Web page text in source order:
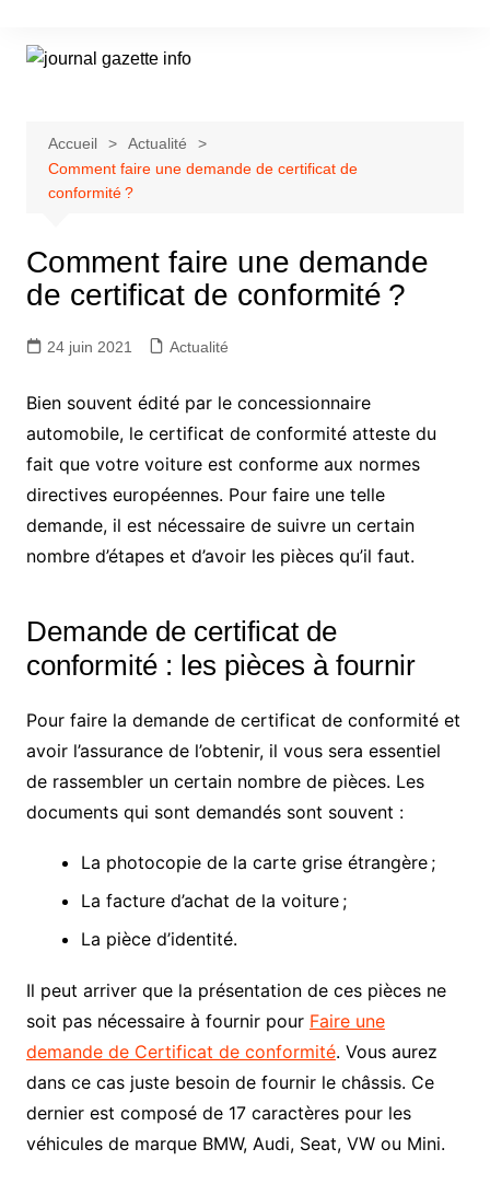
contenu
Accueil
Actualité
Comment faire une demande de certificat de
conformité ?
Comment faire une demande
de certificat de conformité ?
24 juin 2021 Actualité
Bien souvent édité par le concessionnaire
automobile, le certificat de conformité atteste du
fait que votre voiture est conforme aux normes
directives européennes. Pour faire une telle
demande, il est nécessaire de suivre un certain
nombre d’étapes et d’avoir les pièces qu’il faut.
Demande de certificat de
conformité : les pièces à fournir
Pour faire la demande de certificat de conformité et
avoir l’assurance de l’obtenir, il vous sera essentiel
de rassembler un certain nombre de pièces. Les
documents qui sont demandés sont souvent :
La photocopie de la carte grise étrangère ;
La facture d’achat de la voiture ;
La pièce d’identité.
Il peut arriver que la présentation de ces pièces ne
soit pas nécessaire à fournir pour Faire une
demande de Certificat de conformité. Vous aurez
dans ce cas juste besoin de fournir le châssis. Ce
dernier est composé de 17 caractères pour les
véhicules de marque BMW, Audi, Seat, VW ou Mini.